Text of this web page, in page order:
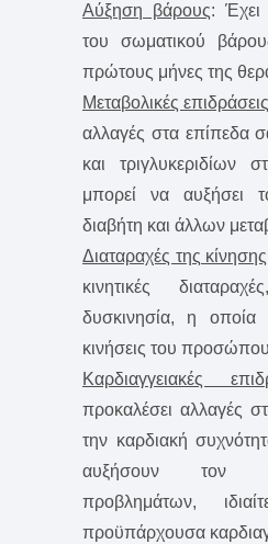
Αύξηση βάρους: Έχει
του σωματικού
πρώτους μήνες της
Μεταβολικές
αλλαγές στα επίπεδα
και τριγλυκεριδίων
μπορεί να αυξήσει
διαβήτη και άλλων
Διαταραχές της
κινητικές
δυσκινησία, η οποία
κινήσεις του
Καρδιαγγειακές
προκαλέσει αλλαγές
την καρδιακή
αυξήσουν τον
προβλημάτων,
προϋπάρχουσα